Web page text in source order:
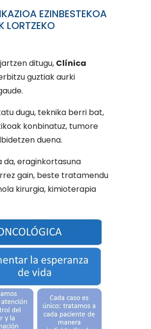
EZINBESTEKOA
LORTZEKO
ditugu, Clínica
guztiak aurki
dugu, teknika berri bat,
konbinatuz, tumore
duena.
da, eraginkortasuna
gain, beste tratamendu
kirurgia, kimioterapia